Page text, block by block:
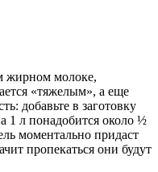
жирном молоке,
«тяжелым», а еще
добавьте в заготовку
1 л понадобится около ½
моментально придаст
пропекаться они будут